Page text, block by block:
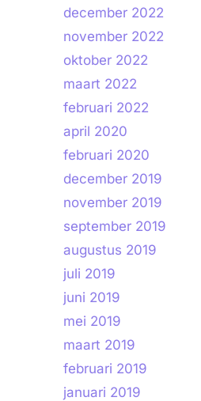
december 2022
november 2022
oktober 2022
maart 2022
februari 2022
april 2020
februari 2020
december 2019
november 2019
september 2019
augustus 2019
juli 2019
juni 2019
mei 2019
maart 2019
februari 2019
januari 2019